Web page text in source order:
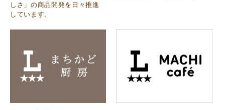
しさ」の商品開発を日々推進
しています。